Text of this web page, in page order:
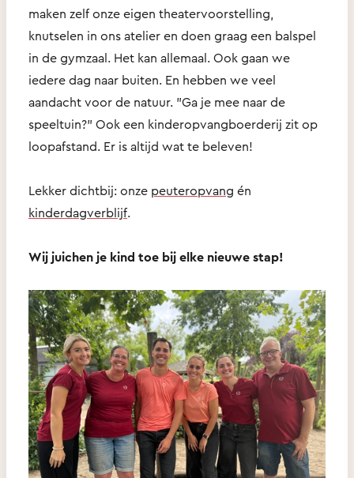
maken zelf onze eigen theatervoorstelling,
knutselen in ons atelier en doen graag een balspel
in de gymzaal. Het kan allemaal. Ook gaan we
iedere dag naar buiten. En hebben we veel
aandacht voor de natuur. "Ga je mee naar de
speeltuin?" Ook een kinderopvangboerderij zit op
loopafstand. Er is altijd wat te beleven!
Lekker dichtbij: onze peuteropvang én
kinderdagverblijf.
Wij juichen je kind toe bij elke nieuwe stap!